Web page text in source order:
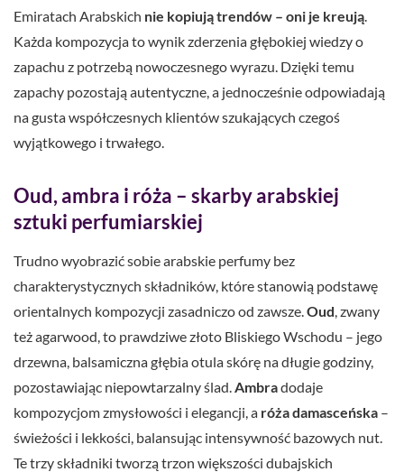
Emiratach Arabskich nie kopiują trendów – oni je kreują.
Każda kompozycja to wynik zderzenia głębokiej wiedzy o
zapachu z potrzebą nowoczesnego wyrazu. Dzięki temu
zapachy pozostają autentyczne, a jednocześnie odpowiadają
na gusta współczesnych klientów szukających czegoś
wyjątkowego i trwałego.
Oud, ambra i róża – skarby arabskiej
sztuki perfumiarskiej
Trudno wyobrazić sobie arabskie perfumy bez
charakterystycznych składników, które stanowią podstawę
orientalnych kompozycji zasadniczo od zawsze.Oud, zwany
też agarwood, to prawdziwe złoto Bliskiego Wschodu – jego
drzewna, balsamiczna głębia otula skórę na długie godziny,
pozostawiając niepowtarzalny ślad.Ambradodaje
kompozycjom zmysłowości i elegancji, a róża damasceńska –
świeżości i lekkości, balansując intensywność bazowych nut.
Te trzy składniki tworzą trzon większości dubajskich